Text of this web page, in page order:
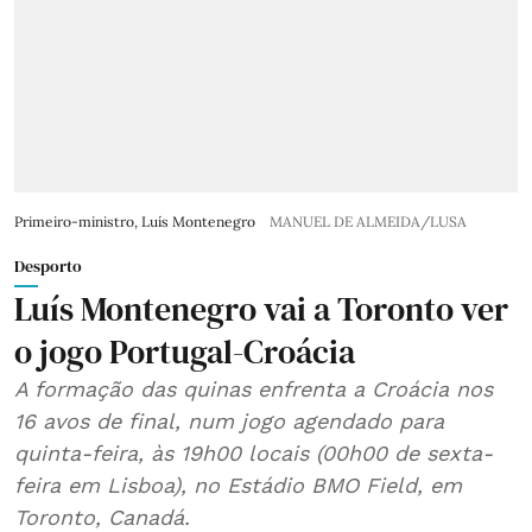
Primeiro-ministro, Luís Montenegro MANUEL DE ALMEIDA/LUSA
Desporto
Luís Montenegro vai a Toronto ver
o jogo Portugal-Croácia
A formação das quinas enfrenta a Croácia nos
16 avos de final, num jogo agendado para
quinta-feira, às 19h00 locais (00h00 de sexta-
feira em Lisboa), no Estádio BMO Field, em
Toronto, Canadá.